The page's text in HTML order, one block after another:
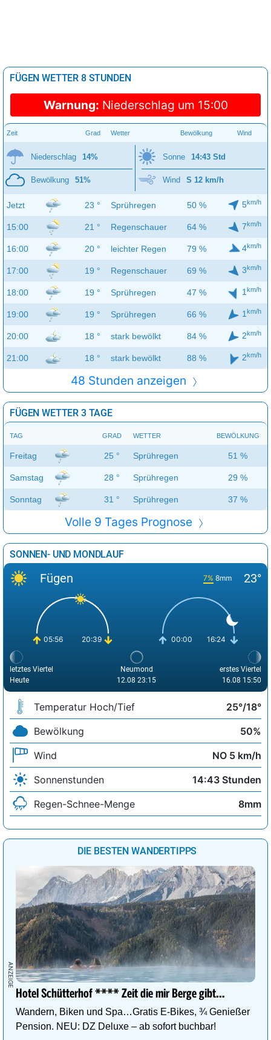
FÜGEN WETTER 8 STUNDEN
Warnung: Niederschlag um 15:00
Zeit Grad Wetter Bewölkung Wind
Niederschlag 14%
Bewölkung 51%
Sonne 14:43 Std
Wind S 12 km/h
Jetzt 23 ° Sprühregen 50 % 5km/h
15:00 21 ° Regenschauer 64 % 7km/h
16:00 20 ° leichter Regen 79 % 4km/h
17:00 19 ° Regenschauer 69 % 3km/h
18:00 19 ° Sprühregen 47 % 1 km/h
19:00 19 ° Sprühregen 66 % 1 km/h
20:00 18 ° stark bewölkt 84 % 2km/h
21:00 18 ° stark bewölkt 88 % 2km/h
48 Stunden anzeigen
FÜGEN WETTER 3 TAGE
TAG GRAD WETTER BEWÖLKUNG
Freitag 25 ° Sprühregen 51 %
Samstag 28 ° Sprühregen 29 %
Sonntag 31 ° Sprühregen 37 %
Volle 9 Tages Prognose
SONNEN- UND MONDLAUF
Fügen 7% 8mm 23°
05:56 20:39 00:00 16:24
letztes Viertel
Heute
Neumond
12.08 23:15
erstes Viertel
16.08 15:50
Temperatur Hoch/Tief
25°/18°
Bewölkung
50%
Wind
NO 5 km/h
Sonnenstunden
14:43 Stunden
Regen-Schnee-Menge
8mm
DIE BESTEN WANDERTIPPS
Hotel Schütterhof **** Zeit die mir Berge gibt…
Wandern, Biken und Spa…Gratis E-Bikes, ¾ Genießer
Pension. NEU: DZ Deluxe – ab sofort buchbar!